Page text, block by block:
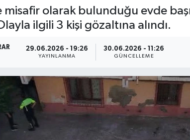
misafir olarak bulunduğu evde
ilgili 3 kişi gözaltına alındı.
29.06.2026 - 19:26
YAYINLANMA
30.06.2026 - 11:26
GÜNCELLEME